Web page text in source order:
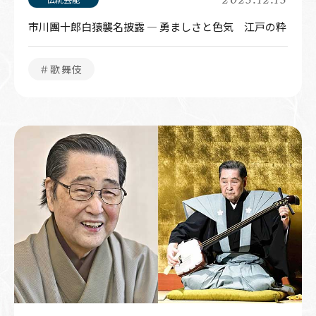
市川團十郎白猿襲名披露 ― 勇ましさと色気 江戸の粋
＃歌舞伎